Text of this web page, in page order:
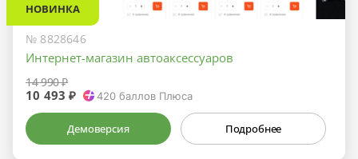
НОВИНКА
№ 8828646
Интернет-магазин автоаксессуаров
14 990 ₽
10 493 ₽ 420баллов Плюса
Демоверсия Подробнее